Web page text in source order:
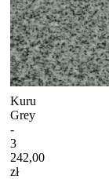
Kuru
Grey
-
3
242,00
zł